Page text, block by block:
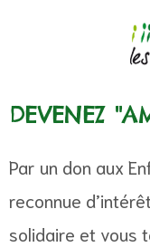
DEVENEZ
Par un don aux
reconnue
solidaire et vous